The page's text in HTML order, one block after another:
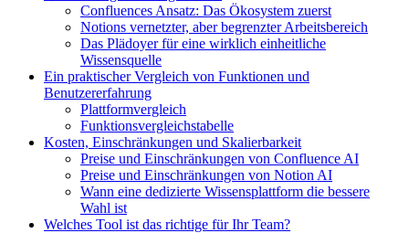
Confluences Ansatz: Das Ökosystem zuerst
Notions vernetzter, aber begrenzter Arbeitsbereich
Das Plädoyer für eine wirklich einheitliche
Wissensquelle
Ein praktischer Vergleich von Funktionen und
Benutzererfahrung
Plattformvergleich
Funktionsvergleichstabelle
Kosten, Einschränkungen und Skalierbarkeit
Preise und Einschränkungen von Confluence AI
Preise und Einschränkungen von Notion AI
Wann eine dedizierte Wissensplattform die bessere
Wahl ist
Welches Tool ist das richtige für Ihr Team?